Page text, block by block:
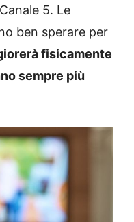
5. Le
ben sperare per
fisicamente
sempre più